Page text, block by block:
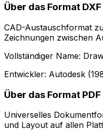
Über das Format DXF
CAD-Austauschformat
Zeichnungen zwischen
Vollständiger Name:
Entwickler: Autodesk
Über das Format PDF
Universelles
und Layout auf allen